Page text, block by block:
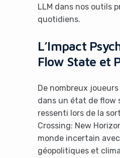
LLM dans nos outils
quotidiens.
L’Impact
Flow State et
De nombreux
dans un état de flow
ressenti lors de la
Crossing: New
monde incertain
géopolitiques et